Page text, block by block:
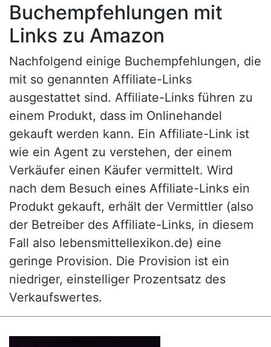
Buchempfehlungen mit
Links zu Amazon
Nachfolgend einige Buchempfehlungen, die
mit so genannten Affiliate-Links
ausgestattet sind. Affiliate-Links führen zu
einem Produkt, dass im Onlinehandel
gekauft werden kann. Ein Affiliate-Link ist
wie ein Agent zu verstehen, der einem
Verkäufer einen Käufer vermittelt. Wird
nach dem Besuch eines Affiliate-Links ein
Produkt gekauft, erhält der Vermittler (also
der Betreiber des Affiliate-Links, in diesem
Fall also lebensmittellexikon.de) eine
geringe Provision. Die Provision ist ein
niedriger, einstelliger Prozentsatz des
Verkaufswertes.